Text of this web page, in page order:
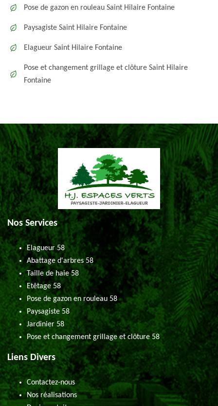
Pose de gazon en rouleau Saint Hilaire Fontaine
Paysagiste Saint Hilaire Fontaine
Elagueur Saint Hilaire Fontaine
Pose et changement grillage et clôture Saint Hilaire
Fontaine
Nos Services
Elagueur 58
Abattage d'arbres 58
Taille de haie 58
Etêtage 58
Pose de gazon en rouleau 58
Paysagiste 58
Jardinier 58
Pose et changement grillage et clôture 58
Liens Divers
Contactez-nous
Nos réalisations